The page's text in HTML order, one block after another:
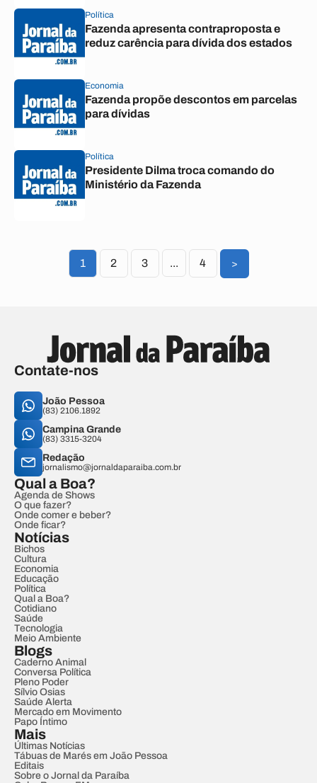
Política
Fazenda apresenta contraproposta e
reduz carência para dívida dos estados
Economia
Fazenda propõe descontos em parcelas
para dívidas
Política
Presidente Dilma troca comando do
Ministério da Fazenda
1 2 3 ... 4 >
Contate-nos
João Pessoa
(83) 2106.1892
Campina Grande
(83) 3315-3204
Redação
jornalismo@jornaldaparaiba.com.br
Qual a Boa?
Agenda de Shows
O que fazer?
Onde comer e beber?
Onde ficar?
Notícias
Bichos
Cultura
Economia
Educação
Política
Qual a Boa?
Cotidiano
Saúde
Tecnologia
Meio Ambiente
Blogs
Caderno Animal
Conversa Política
Pleno Poder
Sílvio Osias
Saúde Alerta
Mercado em Movimento
Papo Íntimo
Mais
Últimas Notícias
Tábuas de Marés em João Pessoa
Editais
Sobre o Jornal da Paraíba